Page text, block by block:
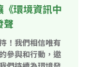
環境資訊中
聲
！我們相信唯有
參與和行動，邀